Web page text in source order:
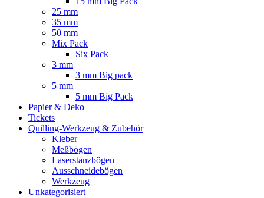
25 mm
35 mm
50 mm
Mix Pack
Six Pack
3 mm
3 mm Big pack
5 mm
5 mm Big Pack
Papier & Deko
Tickets
Quilling-Werkzeug & Zubehör
Kleber
Meßbögen
Laserstanzbögen
Ausschneidebögen
Werkzeug
Unkategorisiert